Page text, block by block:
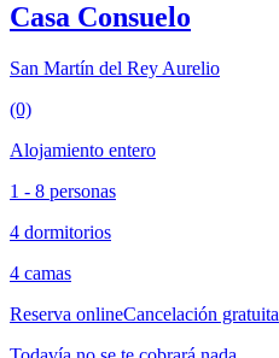
Casa Consuelo
San Martín del Rey Aurelio
(0)
Alojamiento entero
1 - 8 personas
4 dormitorios
4 camas
Reserva onlineCancelación gratuita